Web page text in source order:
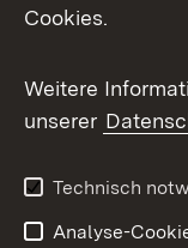
X / Twitter
Youtube
Impressum
Cookies.
Weitere
unserer
Technisch
Analyse-